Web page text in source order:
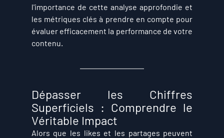
l'importance de cette analyse approfondie et
les métriques clés à prendre en compte pour
évaluer efficacement la performance de votre
contenu.
Dépasser les Chiffres
Superficiels : Comprendre le
Véritable Impact
Alors que les likes et les partages peuvent